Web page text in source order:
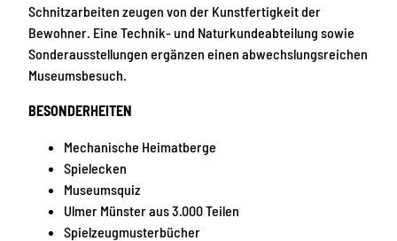
Schnitzarbeiten zeugen von der Kunstfertigkeit der
Bewohner. Eine Technik- und Naturkundeabteilung sowie
Sonderausstellungen ergänzen einen abwechslungsreichen
Museumsbesuch.
BESONDERHEITEN
Mechanische Heimatberge
Spielecken
Museumsquiz
Ulmer Münster aus 3.000 Teilen
Spielzeugmusterbücher